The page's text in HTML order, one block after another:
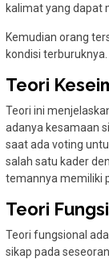
kalimat yang dapat
Kemudian orang
kondisi terburuknya.
Teori
Teori ini
adanya kesamaan
saat ada voting
salah satu kader
temannya memiliki
Teori
Teori fungsional
sikap pada